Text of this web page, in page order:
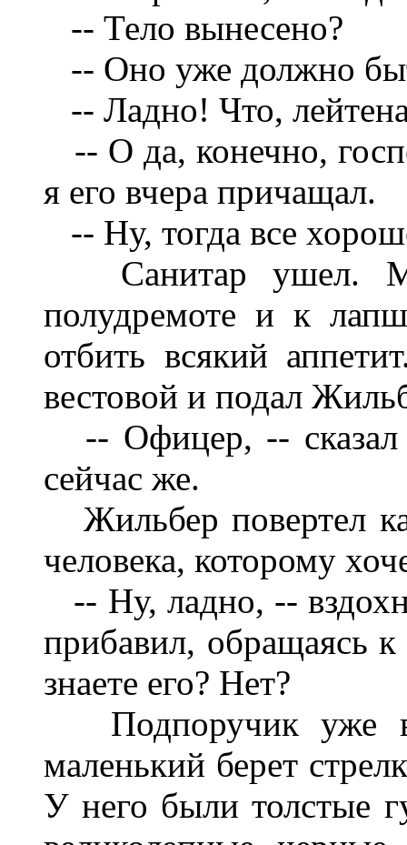
-- Тело вынесено?
-- Оно уже должно
-- Ладно! Что,
-- О да, конечно,
я его вчера причащал.
-- Ну, тогда все
Санитар ушел. Мы
полудремоте и к
отбить всякий
вестовой и подал
-- Офицер, -- сказал
сейчас же.
Жильбер повертел
человека, которому
-- Ну, ладно, --
прибавил, обращаясь
знаете его? Нет?
Подпоручик уже
маленький берет
У него были толстые